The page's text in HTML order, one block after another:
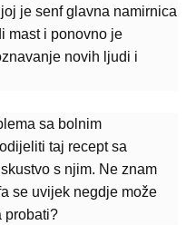
je senf glavna namirnica
mast i ponovno je
novih ljudi i
sa bolnim
taj recept sa
s njim. Ne znam
se uvijek negdje može
probati?